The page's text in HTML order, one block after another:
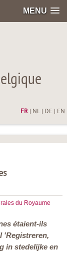
MENU
FR| NL| DE EN
du Royaume
étaient-ils
'Registreren,
in stedelijke en